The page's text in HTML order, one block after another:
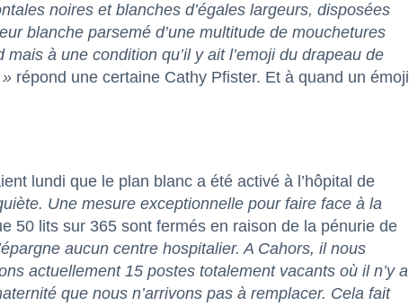
noires et blanches d’égales largeurs, disposées
blanche parsemé d’une multitude de mouchetures
mais à une condition qu’il y ait l’emoji du drapeau de
répond une certaine Cathy Pfister. Et à quand un émoji
lundi que le plan blanc a été activé à l’hôpital de
Une mesure exceptionnelle pour faire face à la
50 lits sur 365 sont fermés en raison de la pénurie de
aucun centre hospitalier. A Cahors, il nous
actuellement 15 postes totalement vacants où il n’y a
que nous n’arrivons pas à remplacer. Cela fait